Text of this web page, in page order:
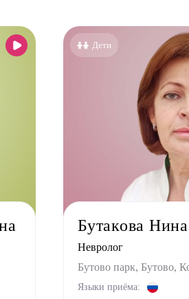
Пульмонолог
Физиотерапевт
Дети
Бутакова
Невролог
Бутово парк, Бутово,
Языки приёма: